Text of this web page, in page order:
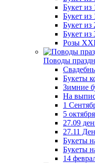
Букет из
Букет из
Букет из
Букет из
Розы
Поводы
Букеты
Зимние
На
1
5
27.09
27.11
Букеты
Букеты
14